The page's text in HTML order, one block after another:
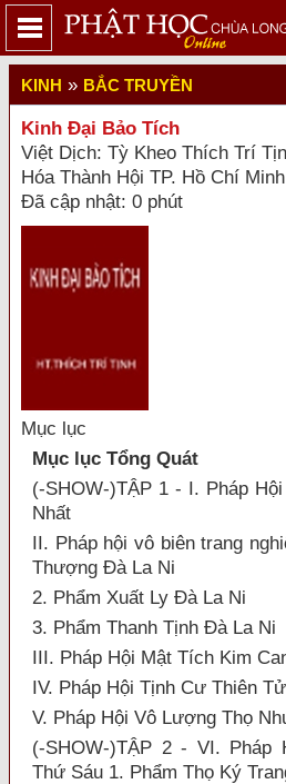
KINH » BẮC TRUYỀN
Kinh Đại Bảo Tích
Việt Dịch: Tỳ Kheo Thích Trí
Hóa Thành Hội TP. Hồ Chí
Đã cập nhật: 0 phút
Mục lục
Mục lục Tổng Quát
(-SHOW-)TẬP 1 - I. Pháp
Nhất
II. Pháp hội vô biên trang
Thượng Đà La Ni
2. Phẩm Xuất Ly Đà La Ni
3. Phẩm Thanh Tịnh Đà La Ni
III. Pháp Hội Mật Tích Kim
IV. Pháp Hội Tịnh Cư Thiên
V. Pháp Hội Vô Lượng Thọ
(-SHOW-)TẬP 2 - VI. Pháp
Thứ Sáu 1. Phẩm Thọ Ký